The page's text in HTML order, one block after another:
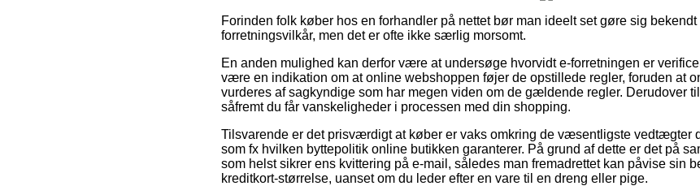
Forinden folk køber hos en forhandler på nettet bør man ideelt set gøre sig
forretningsvilkår, men det er ofte ikke særlig morsomt.
En anden mulighed kan derfor være at undersøge hvorvidt e-forretningen er
være en indikation om at online webshoppen føjer de opstillede regler, foruden at
vurderes af sagkyndige som har megen viden om de gældende regler. Derudover
såfremt du får vanskeligheder i processen med din shopping.
Tilsvarende er det prisværdigt at køber er vaks omkring de væsentligste vedtægter
som fx hvilken byttepolitik online butikken garanterer. På grund af dette er det på
som helst sikrer ens kvittering på e-mail, således man fremadrettet kan påvise sin
kreditkort-størrelse, uanset om du leder efter en vare til en dreng eller pige.